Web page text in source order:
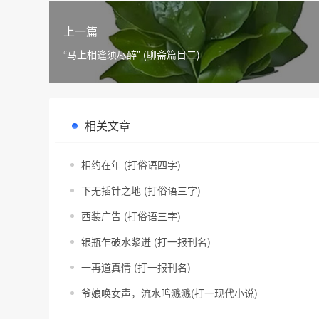
上一篇
“马上相逢须尽醉” (聊斋篇目二)
相关文章
相约在年 (打俗语四字)
下无插针之地 (打俗语三字)
西装广告 (打俗语三字)
银瓶乍破水浆迸 (打一报刊名)
一再道真情 (打一报刊名)
爷娘唤女声，流水鸣溅溅(打一现代小说)